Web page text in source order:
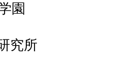
園
究所